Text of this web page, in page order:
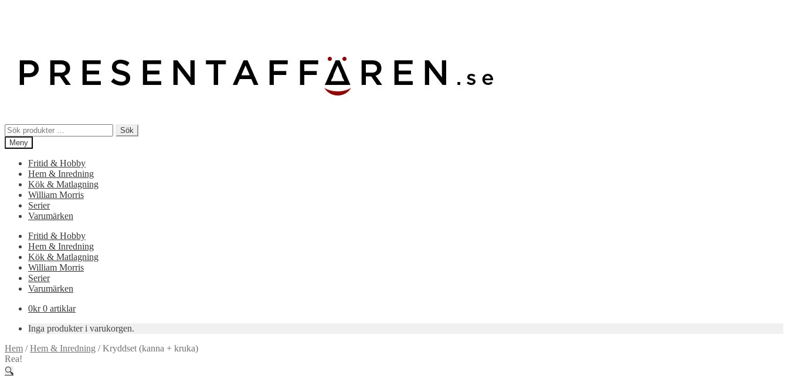
Sök
efter:
Sök
Meny
Fritid & Hobby
Hem & Inredning
Kök & Matlagning
William Morris
Serier
Varumärken
Fritid & Hobby
Hem & Inredning
Kök & Matlagning
William Morris
Serier
Varumärken
0kr 0 artiklar
Inga produkter i varukorgen.
Hem /Hem & Inredning /Kryddset (kanna + kruka)
Rea!
🔍